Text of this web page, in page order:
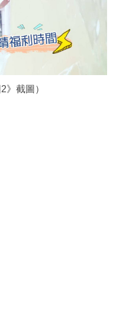
》截圖）